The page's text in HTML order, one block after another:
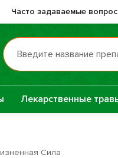
Часто задаваемые
Введите название
Лекарственные
Сила